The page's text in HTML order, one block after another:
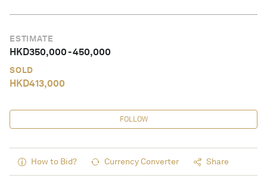
ESTIMATE
HKD350,000-450,000
SOLD
HKD413,000
FOLLOW
How to Bid? Currency Converter Share